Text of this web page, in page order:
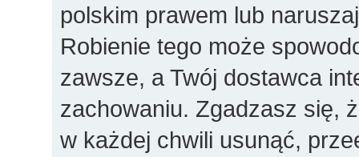
polskim prawem lub
Robienie tego może
zawsze, a Twój dostawca
zachowaniu. Zgadzasz się,
w każdej chwili usunąć,